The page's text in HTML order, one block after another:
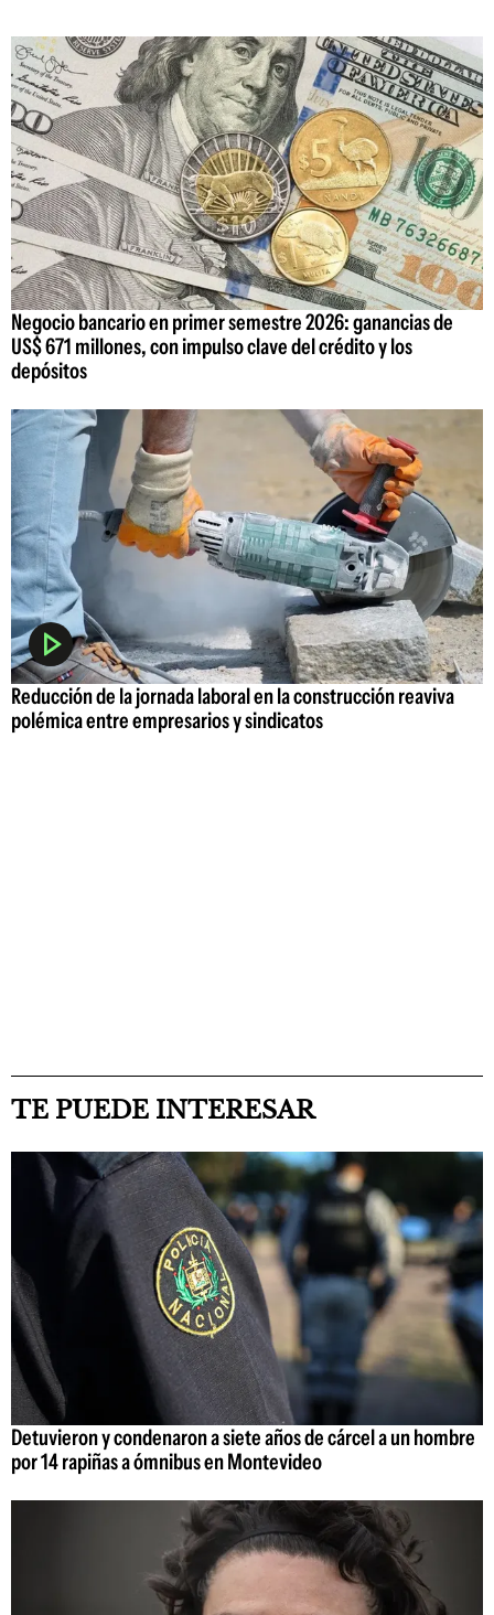
Negocio bancario en primer semestre 2026: ganancias de
US$ 671 millones, con impulso clave del crédito y los
depósitos
Reducción de la jornada laboral en la construcción reaviva
polémica entre empresarios y sindicatos
TE PUEDE INTERESAR
Detuvieron y condenaron a siete años de cárcel a un hombre
por 14 rapiñas a ómnibus en Montevideo